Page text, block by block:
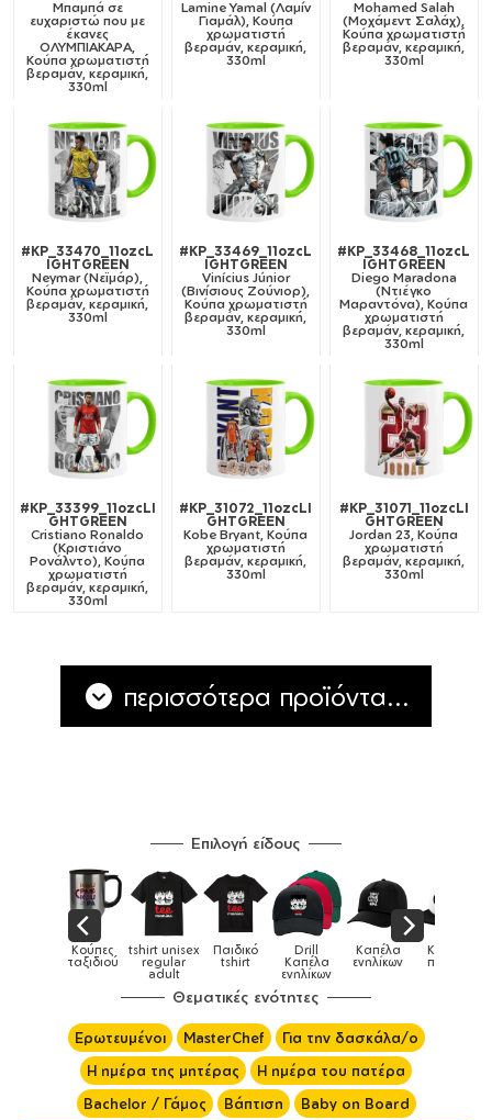
Μπαμπά σε
ευχαριστώ που με
έκανες
ΟΛΥΜΠΙΑΚΑΡΑ,
Κούπα χρωματιστή
βεραμάν, κεραμική,
330ml
Lamine Yamal (Λαμίν
Γιαμάλ), Κούπα
χρωματιστή
βεραμάν, κεραμική,
330ml
Mohamed Salah
(Μοχάμεντ Σαλάχ),
Κούπα χρωματιστή
βεραμάν, κεραμική,
330ml
#KP_33470_11ozcL
IGHTGREEN
Neymar (Νεϊμάρ),
Κούπα χρωματιστή
βεραμάν, κεραμική,
330ml
#KP_33469_11ozcL
IGHTGREEN
Vinícius Júnior
(Βινίσιους Ζούνιορ),
Κούπα χρωματιστή
βεραμάν, κεραμική,
330ml
#KP_33468_11ozcL
IGHTGREEN
Diego Maradona
(Ντιέγκο
Μαραντόνα), Κούπα
χρωματιστή
βεραμάν, κεραμική,
330ml
#KP_33399_11ozcLI
GHTGREEN
Cristiano Ronaldo
(Κριστιάνο
Ρονάλντο), Κούπα
χρωματιστή
βεραμάν, κεραμική,
330ml
#KP_31072_11ozcLI
GHTGREEN
Kobe Bryant, Κούπα
χρωματιστή
βεραμάν, κεραμική,
330ml
#KP_31071_11ozcLI
GHTGREEN
Jordan 23, Κούπα
χρωματιστή
βεραμάν, κεραμική,
330ml
περισσότερα προϊόντα...
Επιλογή είδους
Drill
Καπέλα
ενηλίκων
Καπέλα
ενηλίκων
Καπέλα
παιδικά Κούπες Κούπες
ειδικές
Θεματικές ενότητες
Ερωτευμένοι MasterChef
Για την δασκάλα/ο
Η ημέρα της μητέρας
Η ημέρα του πατέρα
Bachelor / Γάμος
Βάπτιση
Baby on Board